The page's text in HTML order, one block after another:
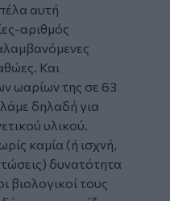
αυτή
αριθμός
Και
ωαρίων της σε 63
δηλαδή για
υλικού.
καμία (ή ισχνή,
δυνατότητα
βιολογικοί τους